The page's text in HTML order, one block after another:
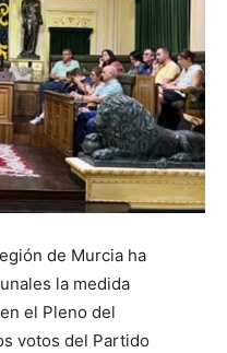
de Murcia ha
la medida
el Pleno del
votos del Partido